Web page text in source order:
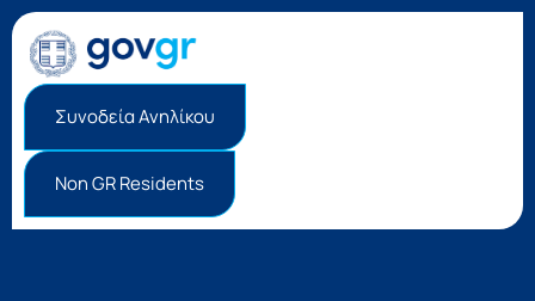
Συνοδεία Ανηλίκου
Non GR Residents